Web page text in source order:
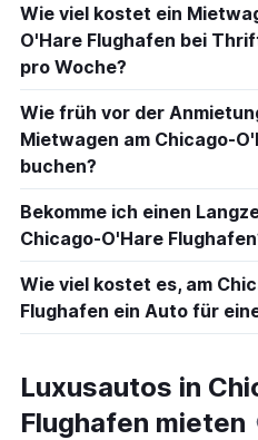
Wie viel kostet ein
O'Hare Flughafen bei
pro Woche?
Wie früh vor der
Mietwagen am Chicago-
buchen?
Bekomme ich einen
Chicago-O'Hare
Wie viel kostet es, am
Flughafen ein Auto für
Luxusautos in
Flughafen mieten